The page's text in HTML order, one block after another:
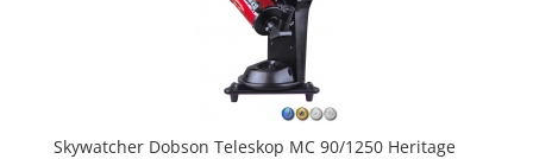
Skywatcher Dobson Teleskop MC 90/1250 Heritage